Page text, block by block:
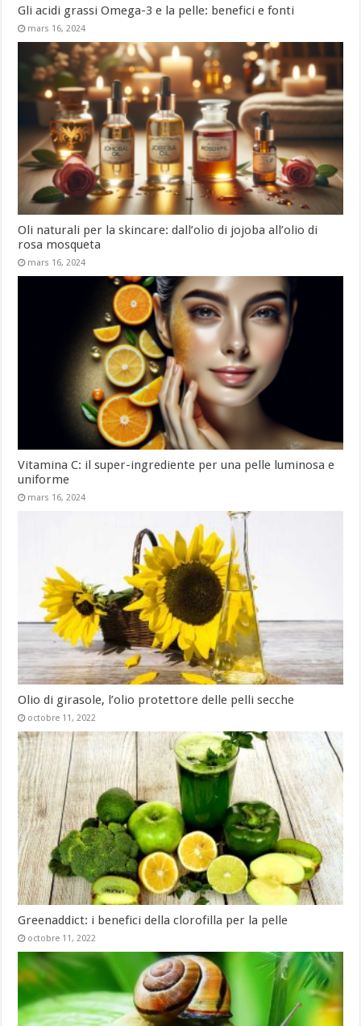
Gli acidi grassi Omega-3 e la pelle: benefici e fonti
mars 16, 2024
Oli naturali per la skincare: dall’olio di jojoba all’olio di
rosa mosqueta
mars 16, 2024
Vitamina C: il super-ingrediente per una pelle luminosa e
uniforme
mars 16, 2024
Olio di girasole, l’olio protettore delle pelli secche
octobre 11, 2022
Greenaddict: i benefici della clorofilla per la pelle
octobre 11, 2022